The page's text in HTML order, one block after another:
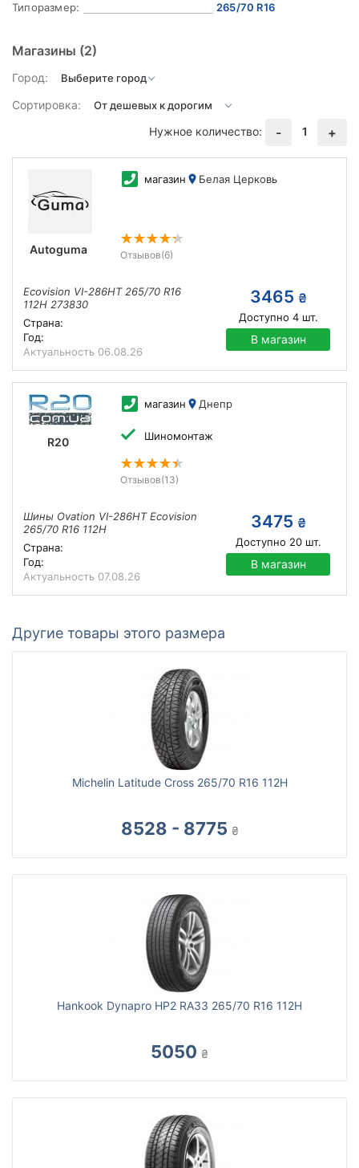
Типоразмер:
265/70 R16
Магазины (2)
Город:
Сортировка:
Нужное количество:
- 1 +
Autoguma
магазин Белая Церковь
Отзывов(6)
Ecovision VI-286HT 265/70 R16
112H 273830
Страна:
Год:
Актуальность 06.08.26
3465 ₴
Доступно 4шт.
В магазин
R20
магазин Днепр
Шиномонтаж
Отзывов(13)
Шины Ovation VI-286HT Ecovision
265/70 R16 112H
Страна:
Год:
Актуальность 07.08.26
3475 ₴
Доступно 20шт.
В магазин
Другие товары этого размера
Michelin Latitude Cross 265/70 R16 112H
8528 - 8775 ₴
Hankook Dynapro HP2 RA33 265/70 R16 112H
5050 ₴